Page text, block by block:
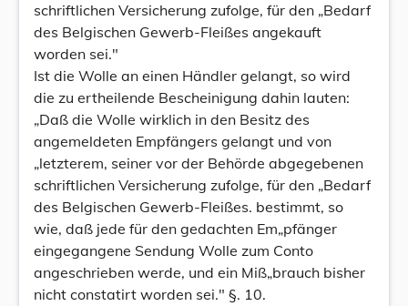
schriftlichen Versicherung zufolge, für den „Bedarf
des Belgischen Gewerb-Fleißes angekauft
worden sei."
Ist die Wolle an einen Händler gelangt, so wird
die zu ertheilende Bescheinigung dahin lauten:
„Daß die Wolle wirklich in den Besitz des
angemeldeten Empfängers gelangt und von
„letzterem, seiner vor der Behörde abgegebenen
schriftlichen Versicherung zufolge, für den „Bedarf
des Belgischen Gewerb-Fleißes. bestimmt, so
wie, daß jede für den gedachten Em„pfänger
eingegangene Sendung Wolle zum Conto
angeschrieben werde, und ein Miß„brauch bisher
nicht constatirt worden sei." §. 10.